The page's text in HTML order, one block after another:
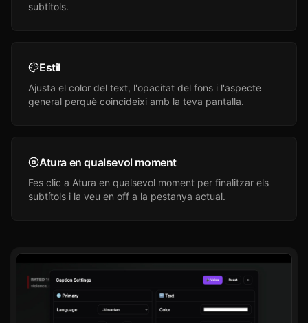
subtítols.
Estil
Ajusta el color del text, l'opacitat del fons i l'aspecte
general perquè coincideixi amb la teva pantalla.
Atura en qualsevol moment
Fes clic a Atura en qualsevol moment per finalitzar els
subtítols i la veu en off a la pestanya actual.